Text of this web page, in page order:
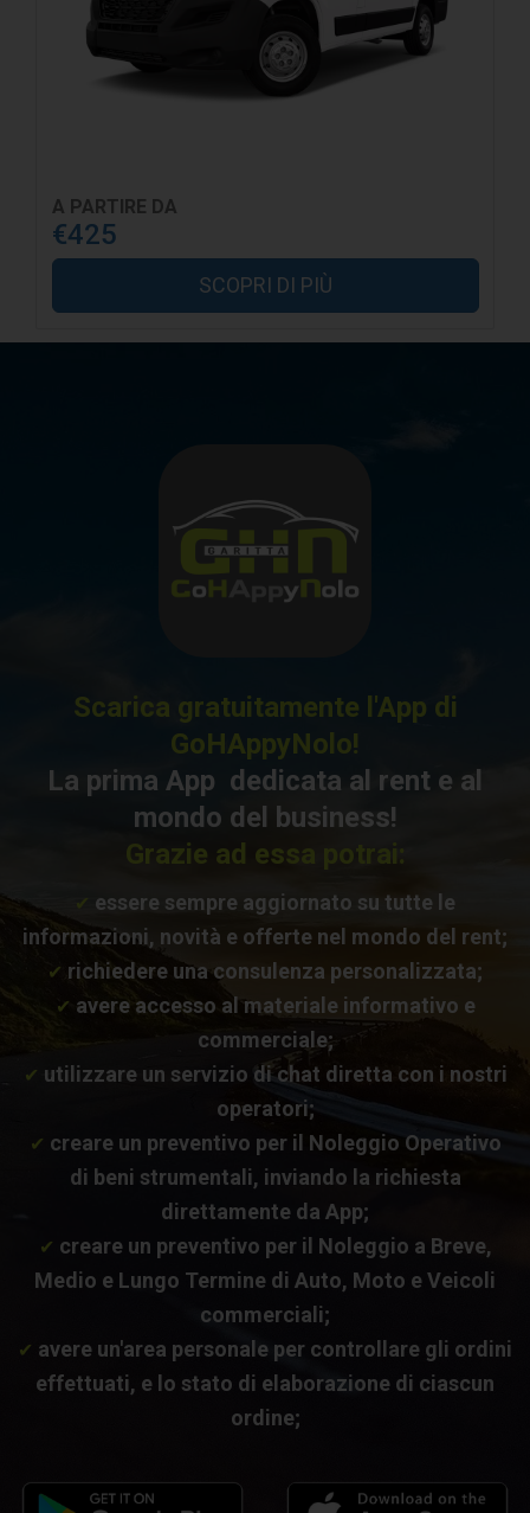
A PARTIRE DA
€425
SCOPRI DI PIÙ
Scarica gratuitamente l'App di
GoHAppyNolo!
La prima App dedicata al rent e al
mondo del business!
Grazie ad essa potrai:
essere sempre aggiornato su tutte le
informazioni, novità e offerte nel mondo del rent;
✔ richiedere una consulenza personalizzata;
✔ avere accesso al materiale informativo e
commerciale;
✔ utilizzare un servizio di chat diretta con i nostri
operatori;
✔ creare un preventivo per il Noleggio Operativo
di beni strumentali, inviando la richiesta
direttamente da App;
✔ creare un preventivo per il Noleggio a Breve,
Medio e Lungo Termine di Auto, Moto e Veicoli
commerciali;
✔ avere un'area personale per controllare gli ordini
effettuati, e lo stato di elaborazione di ciascun
ordine;